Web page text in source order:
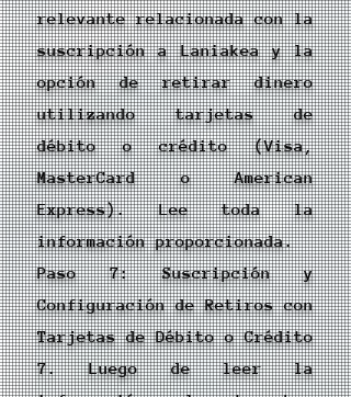
relevante relacionada con la
suscripción a Laniakea y la
opción de retirar dinero
utilizando tarjetas de
débito o crédito (Visa,
MasterCard o American
Express). Lee toda la
información proporcionada.
Paso 7: Suscripción y
Configuración de Retiros con
Tarjetas de Débito o Crédito
7. Luego de leer la